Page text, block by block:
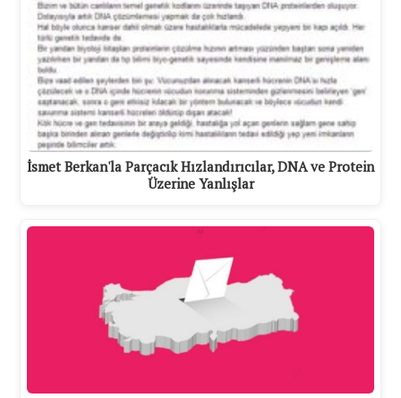
İsmet Berkan'la Parçacık Hızlandırıcılar, DNA ve Protein
Üzerine Yanlışlar